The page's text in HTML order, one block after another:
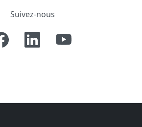
Suivez-nous